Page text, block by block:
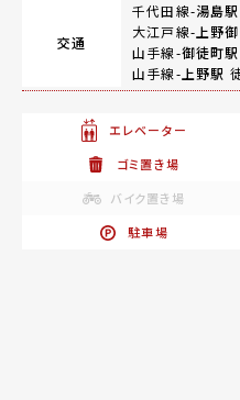
交通
千代田線-湯島駅
大江戸線- 上野
山手線-御徒町駅
山手線- 上野駅
エレベーター
ゴミ置き場
バイク置き場
駐車場